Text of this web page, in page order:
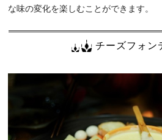
な味の変化を楽しむことができます。
チーズフォン